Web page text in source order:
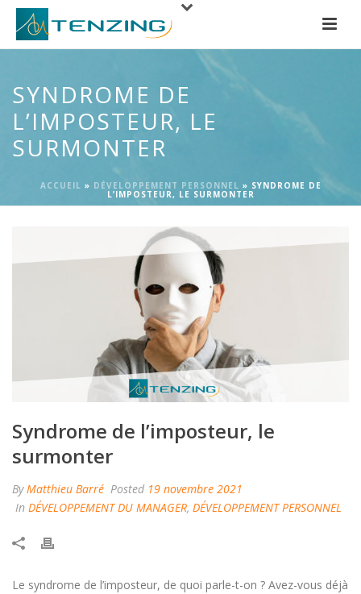
SYNDROME DE
L’IMPOSTEUR, LE
SURMONTER
ACCUEIL » DÉVELOPPEMENT PERSONNEL » SYNDROME DE
L’IMPOSTEUR, LE SURMONTER
Syndrome de l’imposteur, le
surmonter
ByMatthieu Barré Posted 19 novembre 2021
In DÉVELOPPEMENT DU MANAGER, DÉVELOPPEMENT PERSONNEL
Le syndrome de l’imposteur, de quoi parle-t-on ? Avez-vous déjà